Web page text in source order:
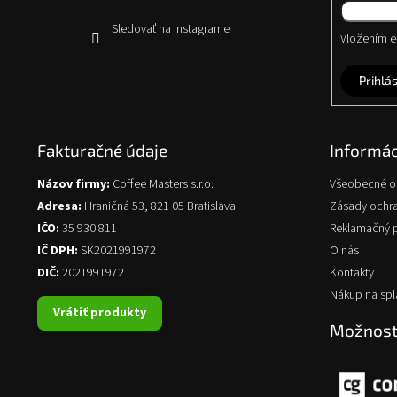
Sledovať na Instagrame
Vložením
Fakturačné údaje
Názov firmy: Coffee Masters s.r.o.
Adresa: Hraničná 53, 821 05 Bratislava
IČO: 35 930 811
IČ DPH: SK2021991972
DIČ: 2021991972
Vrátiť produkty
Všeobecné
Zásady
Reklamačný
O nás
Kontakty
Nákup na